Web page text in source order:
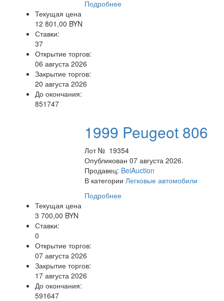
Подробнее
Текущая цена
12 801,00 BYN
Ставки:
37
Открытие торгов:
06 августа 2026
Закрытие торгов:
20 августа 2026
До окончания:
851747
1999 Peugeot 806
Лот № 19354
Опубликован 07 августа 2026.
Продавец: BelAuction
В категорииЛегковые автомобили
Подробнее
Текущая цена
3 700,00 BYN
Ставки:
0
Открытие торгов:
07 августа 2026
Закрытие торгов:
17 августа 2026
До окончания:
591647